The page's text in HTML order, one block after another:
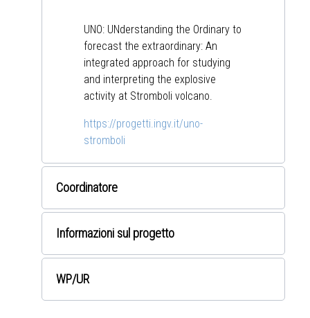
UNO: UNderstanding the Ordinary to
forecast the extraordinary: An
integrated approach for studying
and interpreting the explosive
activity at Stromboli volcano.
https://progetti.ingv.it/uno-
stromboli
Coordinatore
Informazioni sul progetto
WP/UR